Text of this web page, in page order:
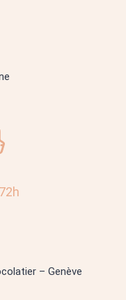
– Genève